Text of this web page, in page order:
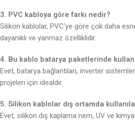
3. PVC kabloya göre farkı nedir?
Silikon kablolar, PVC’ye göre çok daha
dayanıklı ve yanmaz özelliklidir.
4. Bu kablo batarya paketlerinde
Evet, batarya bağlantıları, inverter
projeleri için idealdir.
5. Silikon kablolar dış ortamda
Evet, silikon dış kaplama nem, UV ve